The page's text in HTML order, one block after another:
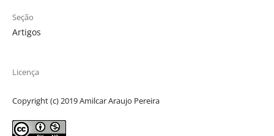
Seção
Artigos
Licença
Copyright (c) 2019 Amilcar Araujo Pereira